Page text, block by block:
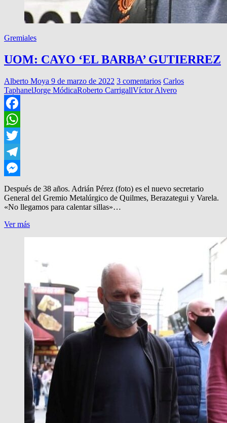
Gremiales
UOM: CAYO ‘EL BARBA’ GUTIERREZ
Alberto Moya 9 de marzo de 2022 3 comentarios Carlos
TaphanelJorge MódicaRoberto CarrigallVíctor Alvero
Facebook
WhatsApp
Twitter
Telegram
Messenger
Después de 38 años. Adrián Pérez (foto) es el nuevo secretario
General del Gremio Metalúrgico de Quilmes, Berazategui y Varela.
«No llegamos para calentar sillas»…
Ver másUOM:
GUTIERREZ